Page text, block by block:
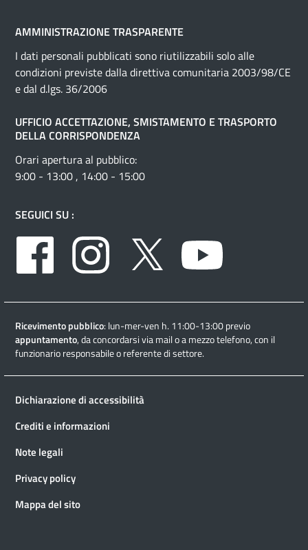
AMMINISTRAZIONE TRASPARENTE
I dati personali pubblicati sono riutilizzabili solo alle
condizioni previste dalla direttiva comunitaria 2003/98/CE
e dal d.lgs. 36/2006
UFFICIO ACCETTAZIONE, SMISTAMENTO E TRASPORTO
DELLA CORRISPONDENZA
Orari apertura al pubblico:
9:00 - 13:00 , 14:00 - 15:00
SEGUICI SU :
Facebook
Instagram Twitter
Ricevimento pubblico: lun-mer-ven h. 11:00-13:00 previo
appuntamento, da concordarsi via mail o a mezzo telefono, con il
funzionario responsabile o referente di settore.
Dichiarazione di accessibilità
Crediti e informazioni
Note legali
Privacy policy
Mappa del sito